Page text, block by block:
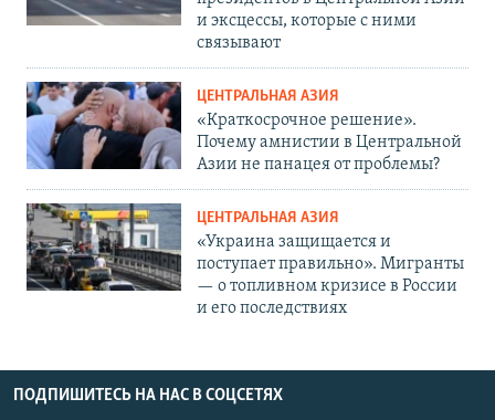
и эксцессы, которые с ними
связывают
ЦЕНТРАЛЬНАЯ АЗИЯ
«Краткосрочное решение».
Почему амнистии в Центральной
Азии не панацея от проблемы?
ЦЕНТРАЛЬНАЯ АЗИЯ
«Украина защищается и
поступает правильно». Мигранты
— о топливном кризисе в России
и его последствиях
ПОДПИШИТЕСЬ НА НАС В СОЦСЕТЯХ